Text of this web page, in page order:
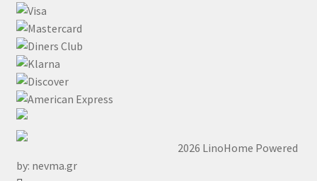
2026 LinoHome Powered
by: nevma.gr